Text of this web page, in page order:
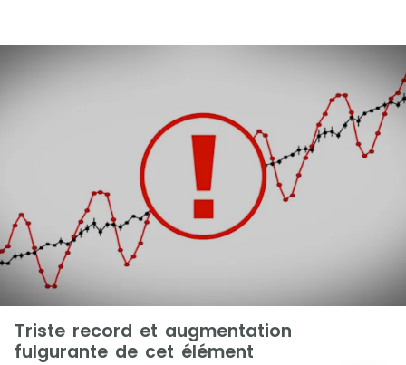
Triste record et augmentation
fulgurante de cet élément